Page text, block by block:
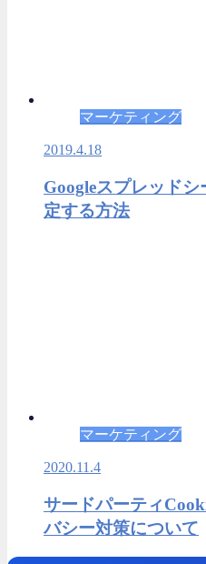
マーケティング
2019.4.18
Googleスプレッド
定する方法
マーケティング
2020.11.4
サードパーティ
バシー対策について